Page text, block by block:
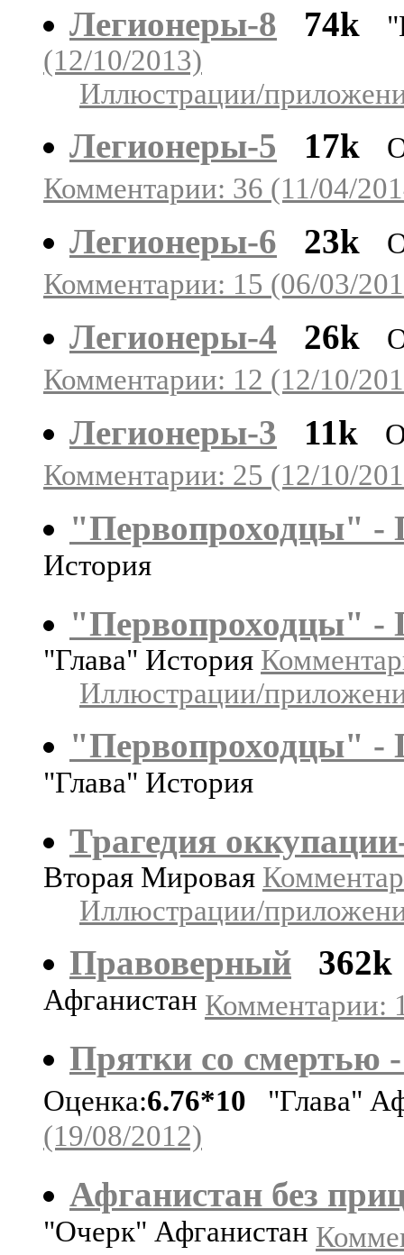
Легионеры-8 74k
(12/10/2013)
Иллюстрации/
Легионеры-5 17k
Комментарии: 36 (11/04/
Легионеры-6 23k
Комментарии: 15 (06/03/
Легионеры-4 26k
Комментарии: 12 (12/10/
Легионеры-3 11k
Комментарии: 25 (12/10/
"Первопроходцы" -
История
"Первопроходцы" -
"Глава" История
Иллюстрации/
"Первопроходцы" -
"Глава" История
Трагедия
Вторая Мировая
Иллюстрации/
Правоверный
362k
Афганистан Комментарии:
Прятки со смертью
Оценка:6.76*10 "Глава"
(19/08/2012)
Афганистан без
"Очерк" Афганистан